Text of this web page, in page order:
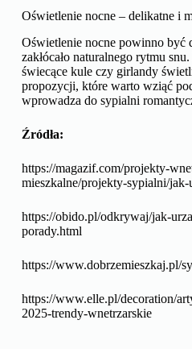
Oświetlenie nocne – delikatne i
Oświetlenie nocne powinno być
zakłócało naturalnego rytmu
świecące kule czy girlandy
propozycji, które warto wziąć
wprowadza do sypialni
Źródła:
https://magazif.com/projekty-
mieszkalne/projekty-sypialni/
https://obido.pl/odkrywaj/jak-
porady.html
https://www.dobrzemieszkaj.pl/
https://www.elle.pl/decoration/
2025-trendy-wnetrzarskie